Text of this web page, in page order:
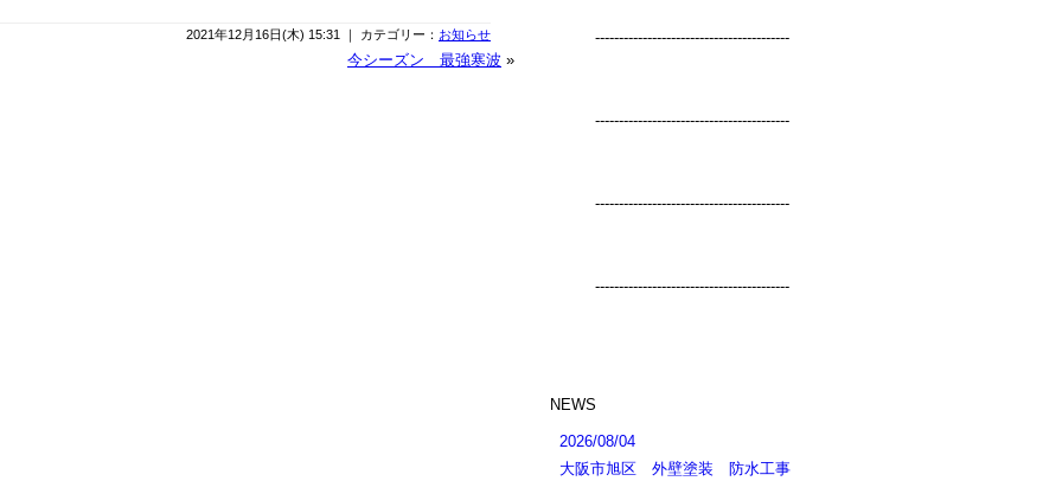
2021年12月16日(木) 15:31 ｜ カテゴリー： お知らせ
今シーズン 最強寒波 »
-----------------------------------------
-----------------------------------------
-----------------------------------------
-----------------------------------------
NEWS
2026/08/04
大阪市旭区 外壁塗装 防水工事